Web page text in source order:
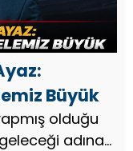
Büyük
olduğu
adına